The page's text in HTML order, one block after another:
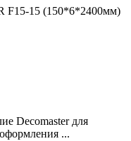
F15-15 (150*6*2400мм)
Decomaster для
...